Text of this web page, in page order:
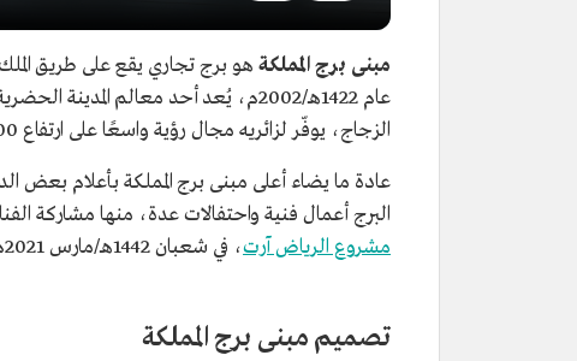
مبنى برج المملكة هو برج تجاري يقع على طريق
عام 1422هـ/2002م، يُعد أحد معالم
الزجاج، يوفّر لزائريه مجال رؤية واسعًا على ارتفاع 300م.
عادة ما يضاء أعلى مبنى برج المملكة بأعلام بعض
البرج أعمال فنية واحتفالات عدة، منها مشاركة
مشروع الرياض آرت، في شعبان 1442هـ/مارس 2021م، من خلال عمله الفني "النجمة المتحركة".
تصميم مبنى برج المملكة